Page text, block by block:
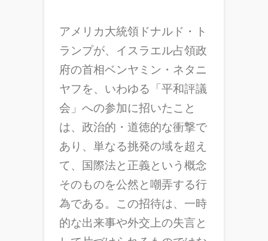
アメリカ大統領ドナルド・ト
ランプが、イスラエル占領政
府の首相ベンヤミン・ネタニ
ヤフを、いわゆる「平和評議
会」への参加に招いたこと
は、政治的・道徳的な衝撃で
あり、単なる挑発の域を超え
て、国際法と正義という概念
そのものを公然と嘲弄する行
為である。この招待は、一時
的な出来事や外交上の失言と